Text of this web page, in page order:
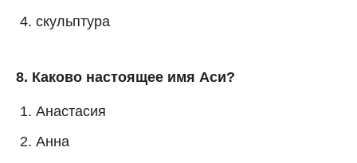
скульптура
8. Каково настоящее имя Аси?
Анастасия
Анна